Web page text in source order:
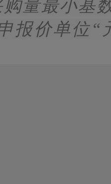
购量最小基
报价单位“